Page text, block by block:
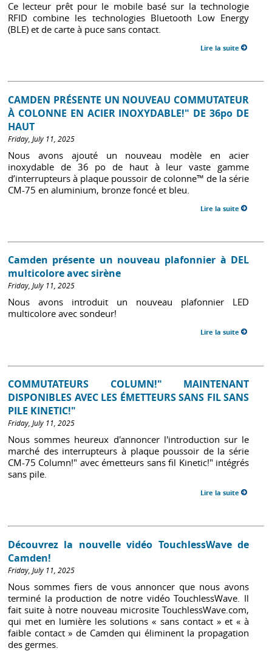
Ce lecteur prêt pour le mobile basé sur la technologie
RFID combine les technologies Bluetooth Low Energy
(BLE) et de carte à puce sans contact.
Lire la suite
CAMDEN PRÉSENTE UN NOUVEAU COMMUTATEUR
À COLONNE EN ACIER INOXYDABLE!" DE 36po DE
HAUT
Friday, July 11, 2025
Nous avons ajouté un nouveau modèle en acier
inoxydable de 36 po de haut à leur vaste gamme
d’interrupteurs à plaque poussoir de colonne™ de la série
CM-75 en aluminium, bronze foncé et bleu.
Lire la suite
Camden présente un nouveau plafonnier à DEL
multicolore avec sirène
Friday, July 11, 2025
Nous avons introduit un nouveau plafonnier LED
multicolore avec sondeur!
Lire la suite
COMMUTATEURS COLUMN!" MAINTENANT
DISPONIBLES AVEC LES ÉMETTEURS SANS FIL SANS
PILE KINETIC!"
Friday, July 11, 2025
Nous sommes heureux d'annoncer l'introduction sur le
marché des interrupteurs à plaque poussoir de la série
CM-75 Column!" avec émetteurs sans fil Kinetic!" intégrés
sans pile.
Lire la suite
Découvrez la nouvelle vidéo TouchlessWave de
Camden!
Friday, July 11, 2025
Nous sommes fiers de vous annoncer que nous avons
terminé la production de notre vidéo TouchlessWave. Il
fait suite à notre nouveau microsite TouchlessWave.com,
qui met en lumière les solutions « sans contact » et « à
faible contact » de Camden qui éliminent la propagation
des germes.